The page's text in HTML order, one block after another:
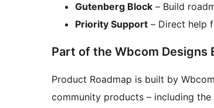
Gutenberg Block – Build
Priority Support – Direct help
Part of the Wbcom Designs
Product Roadmap is built by
community products – including the